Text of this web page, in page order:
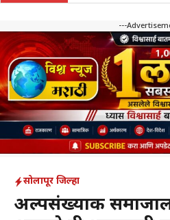
---
सोलापूर जिल्हा
अल्पसंख्याक समाजाला